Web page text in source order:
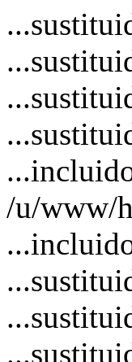
/u/www/